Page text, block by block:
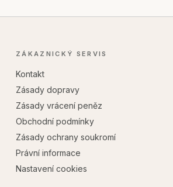
ZÁKAZNICKÝ SERVIS
Kontakt
Zásady dopravy
Zásady vrácení peněz
Obchodní podmínky
Zásady ochrany soukromí
Právní informace
Nastavení cookies